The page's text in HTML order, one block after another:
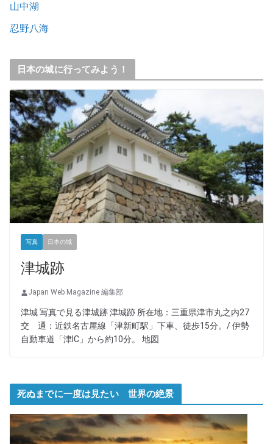
山中湖
忍野八海
日本の城に行ってみよう！
写真 日本の城
津城跡
Japan Web Magazine 編集部
津城 写真で見る津城跡 津城跡 所在地：三重県津市丸之内27
交 通：近鉄名古屋線「津新町駅」下車、徒歩15分。/ 伊勢
自動車道「津IC」から約10分。 地図
死ぬまでに一度は見たい 世界の絶景